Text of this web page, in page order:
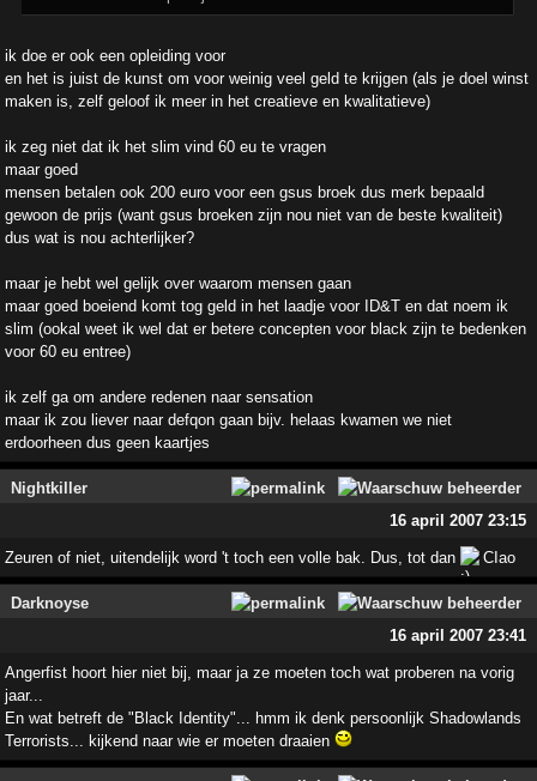
ik doe er ook een opleiding voor
en het is juist de kunst om voor weinig veel geld te krijgen (als je doel winst
maken is, zelf geloof ik meer in het creatieve en kwalitatieve)
ik zeg niet dat ik het slim vind 60 eu te vragen
maar goed
mensen betalen ook 200 euro voor een gsus broek dus merk bepaald
gewoon de prijs (want gsus broeken zijn nou niet van de beste kwaliteit)
dus wat is nou achterlijker?
maar je hebt wel gelijk over waarom mensen gaan
maar goed boeiend komt tog geld in het laadje voor ID&T en dat noem ik
slim (ookal weet ik wel dat er betere concepten voor black zijn te bedenken
voor 60 eu entree)
ik zelf ga om andere redenen naar sensation
maar ik zou liever naar defqon gaan bijv. helaas kwamen we niet
erdoorheen dus geen kaartjes
Nightkiller
16 april 2007 23:15
Zeuren of niet, uitendelijk word 't toch een volle bak. Dus, tot dan CIao
Darknoyse
16 april 2007 23:41
Angerfist hoort hier niet bij, maar ja ze moeten toch wat proberen na vorig
jaar...
En wat betreft de "Black Identity"... hmm ik denk persoonlijk Shadowlands
Terrorists... kijkend naar wie er moeten draaien